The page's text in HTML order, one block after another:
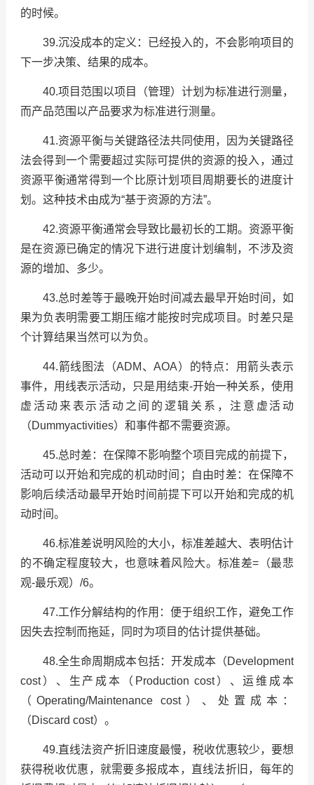
的时候。
39.沉没成本的定义：已经投入的，不会影响项目的
下一步决策、结果的成本。
40.项目范围以项目（管理）计划为标准进行测量，
而产品范围以产品要求为标准进行测量。
41.资源平衡与关键路径法共同使用，因为关键路径
法会得到一个需要超过实际可提供的资源的投入，通过
资源平衡通常得到一个比原计划项目周期要长的进度计
划。这种技术由成为“基于资源的方法”。
42.资源平衡通常会导致比最初长的工期。资源平衡
是在资源已确定的情况下进行进度计划编制，不涉及资
源的增加、多少。
43.总时差等于最晚开始时间减去最早开始时间，如
果为负表明需要工期压缩才能按时完成项目。时差只是
个计算结果当然可以为负。
44.箭线图法（ADM、AOA）的特点：用箭头表示
事件，用线表示活动，只是用结束-开始一种关系，使用
虚活动来表示活动之间的逻辑关系，注意虚活动
（Dummyactivities）和事件都不需要资源。
45.总时差：在保障不影响整个项目完成的前提下，
活动可以开始和完成的机动时间；自由时差：在保障不
影响后续活动最早开始时间前提下可以开始和完成的机
动时间。
46.标准差说明风险的大小，标准差越大、表明估计
的不确定程度较大，也意味着风险大。标准差=（最悲
观-最乐观）/6。
47.工作分解结构的作用：便于组织工作，避免工作
因失去控制而拖延，同时为项目的估计提供基础。
48.全生命周期成本包括：开发成本（Development
cost）、生产成本（Production cost）、运维成本
（Operating/Maintenance cost）、处置成本：
（Discard cost）。
49.直线法资产折旧速度最慢，税收优惠较少，要想
获得税收优惠，就需要多报成本，直线法折旧，每年的